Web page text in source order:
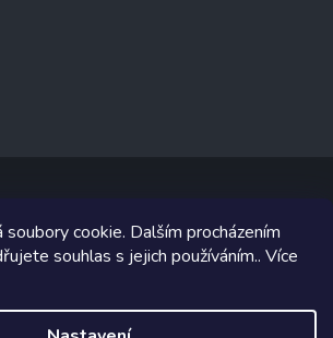
cookie. Dalším procházením
souhlas s jejich používáním.. Více
. Všechna práva vyhrazena.
a na Shoptet implementoval
Shoptetak.cz.